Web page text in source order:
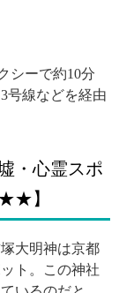
シーで約10分
号線などを経由
・心霊スポ
】
大明神は京都
ト。この神社